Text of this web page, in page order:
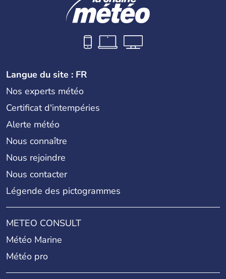
Langue du site : FR
Nos experts météo
Certificat d'intempéries
Alerte météo
Nous connaître
Nous rejoindre
Nous contacter
Légende des pictogrammes
METEO CONSULT
Météo Marine
Météo pro